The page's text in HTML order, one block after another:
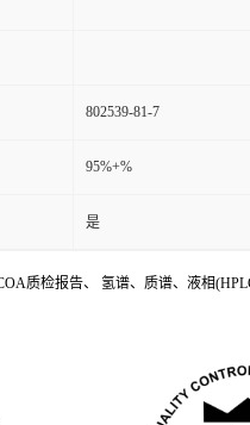
802539-81-7
95%+%
是
质检报告、 氢谱、质谱、液相